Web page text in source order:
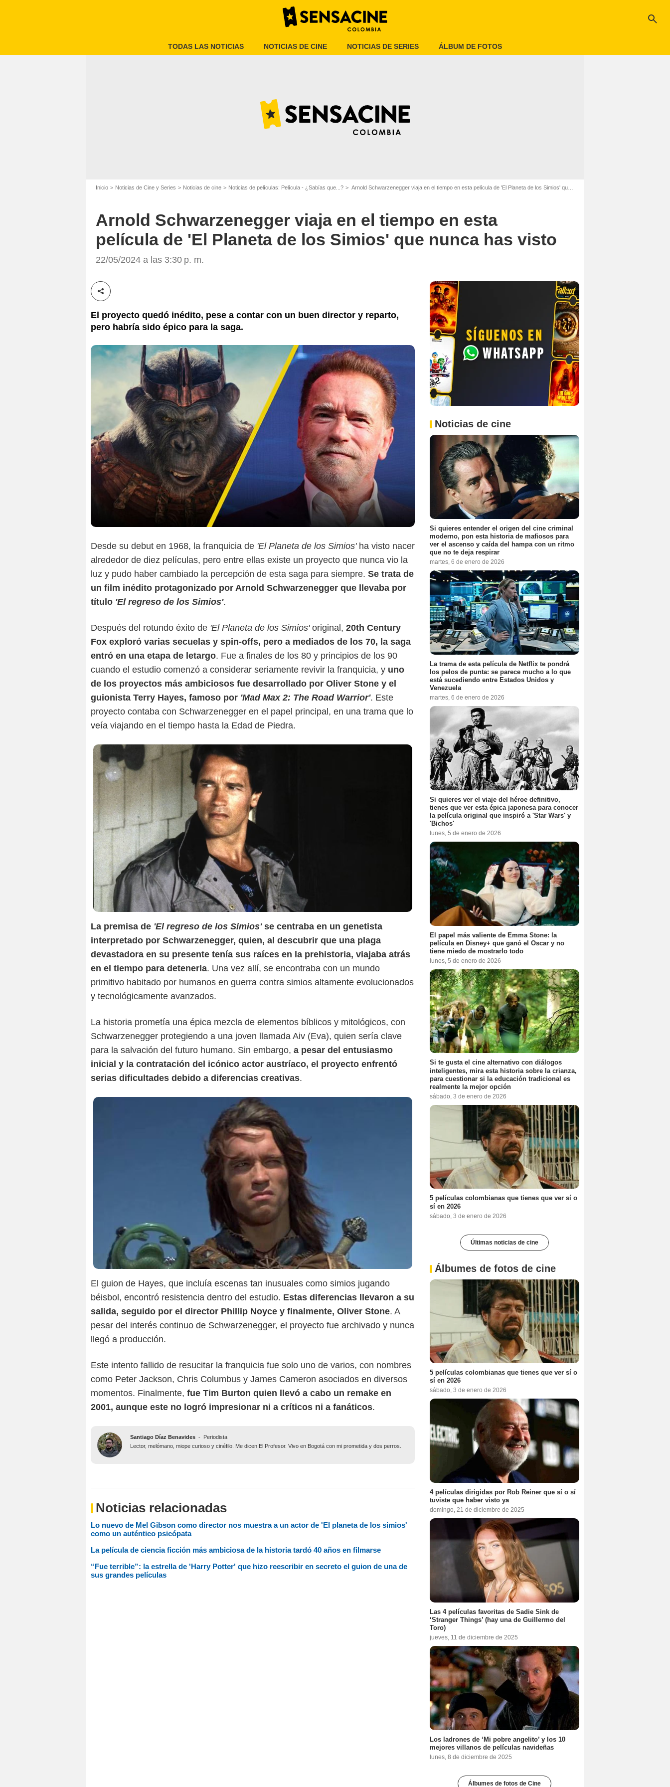
search
TODAS LAS NOTICIAS NOTICIAS DE CINE NOTICIAS DE SERIES ÁLBUM DE FOTOS
Inicio Noticias de Cine y Series Noticias de cine Noticias de películas: Película - ¿Sabías que...? Arnold Schwarzenegger viaja en el tiempo en esta película de 'El Planeta de los Simios' que nunca has visto
Arnold Schwarzenegger viaja en el tiempo en esta
película de 'El Planeta de los Simios' que nunca has visto
22/05/2024 a las 3:30 p. m.
Compartir esta noticia
El proyecto quedó inédito, pese a contar con un buen director y reparto,
pero habría sido épico para la saga.
Desde su debut en 1968, la franquicia de 'El Planeta de los Simios' ha visto nacer
alrededor de diez películas, pero entre ellas existe un proyecto que nunca vio la
luz y pudo haber cambiado la percepción de esta saga para siempre. Se trata de
un film inédito protagonizado por Arnold Schwarzenegger que llevaba por
título 'El regreso de los Simios'.
Después del rotundo éxito de 'El Planeta de los Simios' original, 20th Century
Fox exploró varias secuelas y spin-offs, pero a mediados de los 70, la saga
entró en una etapa de letargo. Fue a finales de los 80 y principios de los 90
cuando el estudio comenzó a considerar seriamente revivir la franquicia, y uno
de los proyectos más ambiciosos fue desarrollado por Oliver Stone y el
guionista Terry Hayes, famoso por 'Mad Max 2: The Road Warrior'. Este
proyecto contaba con Schwarzenegger en el papel principal, en una trama que lo
veía viajando en el tiempo hasta la Edad de Piedra.
La premisa de 'El regreso de los Simios'se centraba en un genetista
interpretado por Schwarzenegger, quien, al descubrir que una plaga
devastadora en su presente tenía sus raíces en la prehistoria, viajaba atrás
en el tiempo para detenerla. Una vez allí, se encontraba con un mundo
primitivo habitado por humanos en guerra contra simios altamente evolucionados
y tecnológicamente avanzados.
La historia prometía una épica mezcla de elementos bíblicos y mitológicos, con
Schwarzenegger protegiendo a una joven llamada Aiv (Eva), quien sería clave
para la salvación del futuro humano. Sin embargo, a pesar del entusiasmo
inicial y la contratación del icónico actor austríaco, el proyecto enfrentó
serias dificultades debido a diferencias creativas.
IMDb
El guion de Hayes, que incluía escenas tan inusuales como simios jugando
béisbol, encontró resistencia dentro del estudio. Estas diferencias llevaron a su
salida, seguido por el director Phillip Noyce y finalmente, Oliver Stone. A
pesar del interés continuo de Schwarzenegger, el proyecto fue archivado y nunca
llegó a producción.
Este intento fallido de resucitar la franquicia fue solo uno de varios, con nombres
como Peter Jackson, Chris Columbus y James Cameron asociados en diversos
momentos. Finalmente, fue Tim Burton quien llevó a cabo un remake en
2001, aunque este no logró impresionar ni a críticos ni a fanáticos.
Santiago Díaz Benavides -
Periodista
Lector, melómano, miope curioso y cinéfilo. Me dicen El Profesor. Vivo en Bogotá con mi prometida y dos perros.
Noticias relacionadas
Lo nuevo de Mel Gibson como director nos muestra a un actor de 'El planeta de los simios'
como un auténtico psicópata
La película de ciencia ficción más ambiciosa de la historia tardó 40 años en filmarse
“Fue terrible”: la estrella de 'Harry Potter' que hizo reescribir en secreto el guion de una de
sus grandes películas
Noticias de cine
Si quieres entender el origen del cine criminal
moderno, pon esta historia de mafiosos para
ver el ascenso y caída del hampa con un ritmo
que no te deja respirar
martes, 6 de enero de 2026
La trama de esta película de Netflix te pondrá
los pelos de punta: se parece mucho a lo que
está sucediendo entre Estados Unidos y
Venezuela
martes, 6 de enero de 2026
Si quieres ver el viaje del héroe definitivo,
tienes que ver esta épica japonesa para conocer
la película original que inspiró a 'Star Wars' y
'Bichos'
lunes, 5 de enero de 2026
El papel más valiente de Emma Stone: la
película en Disney+ que ganó el Oscar y no
tiene miedo de mostrarlo todo
lunes, 5 de enero de 2026
Si te gusta el cine alternativo con diálogos
inteligentes, mira esta historia sobre la crianza,
para cuestionar si la educación tradicional es
realmente la mejor opción
sábado, 3 de enero de 2026
5 películas colombianas que tienes que ver sí o
sí en 2026
sábado, 3 de enero de 2026
Últimas noticias de cine
Álbumes de fotos de cine
5 películas colombianas que tienes que ver sí o
sí en 2026
sábado, 3 de enero de 2026
4 películas dirigidas por Rob Reiner que sí o sí
tuviste que haber visto ya
domingo, 21 de diciembre de 2025
Las 4 películas favoritas de Sadie Sink de
‘Stranger Things’ (hay una de Guillermo del
Toro)
jueves, 11 de diciembre de 2025
Los ladrones de ‘Mi pobre angelito’ y los 10
mejores villanos de películas navideñas
lunes, 8 de diciembre de 2025
Álbumes de fotos de Cine